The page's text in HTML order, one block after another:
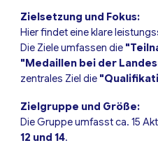
Zielsetzung und Fokus:
Hier findet eine klare
Die Ziele umfassen die
"Medaillen bei der
zentrales Ziel die
Zielgruppe und Größe:
Die Gruppe umfasst ca. 15
12 und 14.